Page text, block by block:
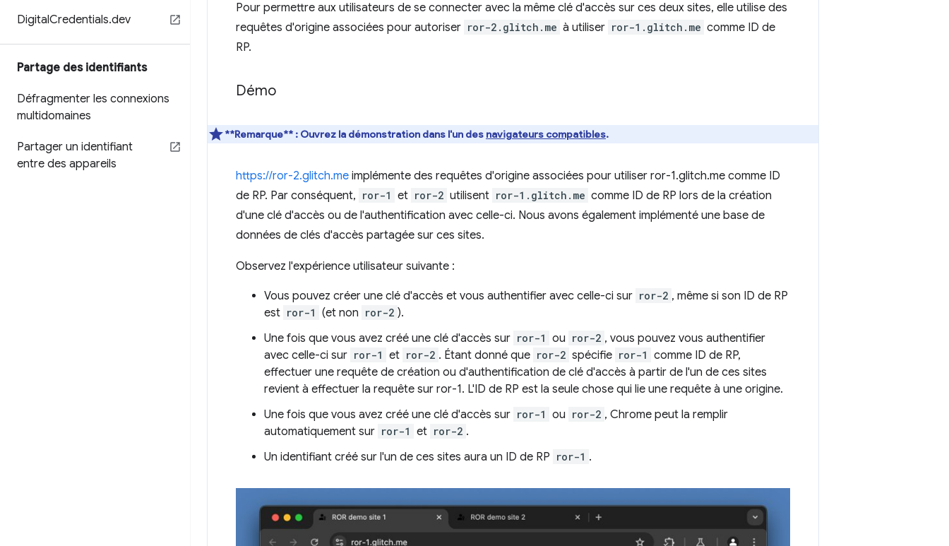
DigitalCredentials.dev
Partage des identifiants
Défragmenter les connexions
multidomaines
Partager un identifiant
entre des appareils
Pour permettre aux utilisateurs de se connecter avec la même clé d'accès sur ces deux sites, elle utilise des
requêtes d'origine associées pour autoriser ror-2.glitch.me à utiliser ror-1.glitch.me comme ID de
RP.
Démo
**Remarque** : Ouvrez la démonstration dans l'un des navigateurs compatibles.
https://ror-2.glitch.me implémente des requêtes d'origine associées pour utiliser ror-1.glitch.me comme ID
de RP. Par conséquent, ror-1 et ror-2 utilisent ror-1.glitch.me comme ID de RP lors de la création
d'une clé d'accès ou de l'authentification avec celle-ci. Nous avons également implémenté une base de
données de clés d'accès partagée sur ces sites.
Observez l'expérience utilisateur suivante :
Vous pouvez créer une clé d'accès et vous authentifier avec celle-ci sur ror-2 , même si son ID de RP
est ror-1 (et non ror-2 ).
Une fois que vous avez créé une clé d'accès sur ror-1 ou ror-2 , vous pouvez vous authentifier
avec celle-ci sur ror-1 et ror-2 . Étant donné que ror-2 spécifie ror-1 comme ID de RP,
effectuer une requête de création ou d'authentification de clé d'accès à partir de l'un de ces sites
revient à effectuer la requête sur ror-1. L'ID de RP est la seule chose qui lie une requête à une origine.
Une fois que vous avez créé une clé d'accès sur ror-1 ou ror-2 , Chrome peut la remplir
automatiquement sur ror-1 et ror-2 .
Un identifiant créé sur l'un de ces sites aura un ID de RP ror-1 .